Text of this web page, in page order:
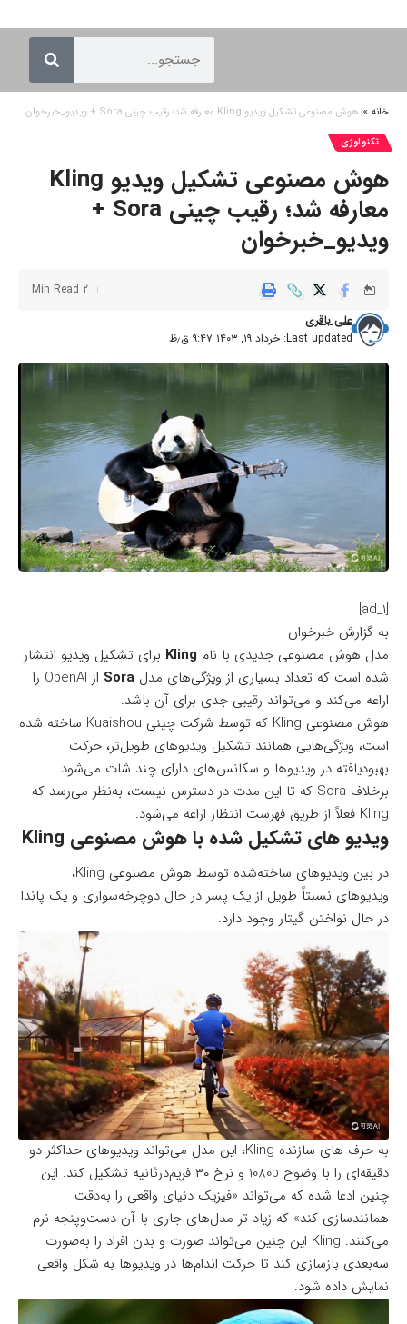
خانه » هوش مصنوعی تشکیل ویدیو Kling معارفه شد؛ رقیب چینی Sora + ویدیو_خبرخوان
تکنولوژی
هوش مصنوعی تشکیل ویدیو Kling
معارفه شد؛ رقیب چینی Sora +
ویدیو_خبرخوان
Last updated: خرداد ۱۹, ۱۴۰۳ ۹:۴۷ ق٫ظ
علی باقری
2 Min Read
[ad_1]
به گزارش خبرخوان
مدل هوش مصنوعی جدیدی با نام Kling برای تشکیل ویدیو انتشار
شده است که تعداد بسیاری از ویژگی‌های مدل Sora
از OpenAI را
اراعه می‌کند و می‌تواند رقیبی جدی برای آن باشد.
هوش مصنوعی Kling که توسط شرکت چینی Kuaishou
ساخته شده
است، ویژگی‌هایی همانند تشکیل ویدیوهای طویل‌تر، حرکت
بهبودیافته در ویدیوها و سکانس‌های دارای چند شات می‌شود.
برخلاف Sora که تا این مدت در دسترس نیست، به‌نظر می‌رسد که
Kling فعلاً از طریق فهرست انتظار اراعه می‌شود.
ویدیو های تشکیل شده با هوش مصنوعی Kling
در بین ویدیوهای ساخته‌شده توسط هوش مصنوعی Kling،
ویدیوهای نسبتاً طویل از یک پسر در حال دوچرخه‌سواری و یک پاندا
در حال نواختن گیتار وجود دارد.
به حرف های سازنده Kling، این مدل می‌تواند ویدیوهای حداکثر دو
دقیقه‌ای را با وضوح 1080p و نرخ ۳۰ فریم‌در‌ثانیه تشکیل کند. این
چنین ادعا شده که می‌تواند «فیزیک دنیای واقعی را به‌دقت
همانند‌سازی کند» که زیاد تر مدل‌های جاری با آن دست‌و‌پنجه نرم
می‌کنند. Kling این چنین می‌تواند صورت و بدن افراد را به‌صورت
سه‌بعدی بازسازی کند تا حرکت اندام‌ها در ویدیوها به شکل واقعی
نمایش داده شود.